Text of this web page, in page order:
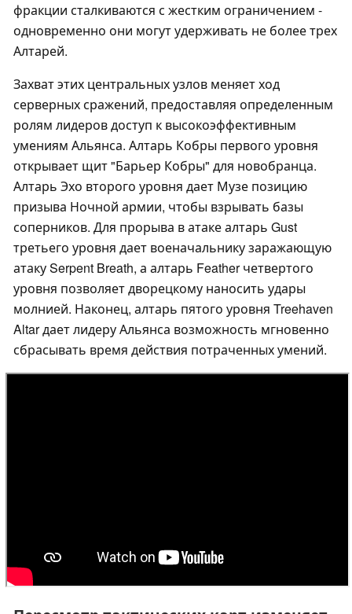
фракции сталкиваются с жестким ограничением -
одновременно они могут удерживать не более трех
Алтарей.
Захват этих центральных узлов меняет ход
серверных сражений, предоставляя определенным
ролям лидеров доступ к высокоэффективным
умениям Альянса. Алтарь Кобры первого уровня
открывает щит "Барьер Кобры" для новобранца.
Алтарь Эхо второго уровня дает Музе позицию
призыва Ночной армии, чтобы взрывать базы
соперников. Для прорыва в атаке алтарь Gust
третьего уровня дает военачальнику заражающую
атаку Serpent Breath, а алтарь Feather четвертого
уровня позволяет дворецкому наносить удары
молнией. Наконец, алтарь пятого уровня Treehaven
Altar дает лидеру Альянса возможность мгновенно
сбрасывать время действия потраченных умений.